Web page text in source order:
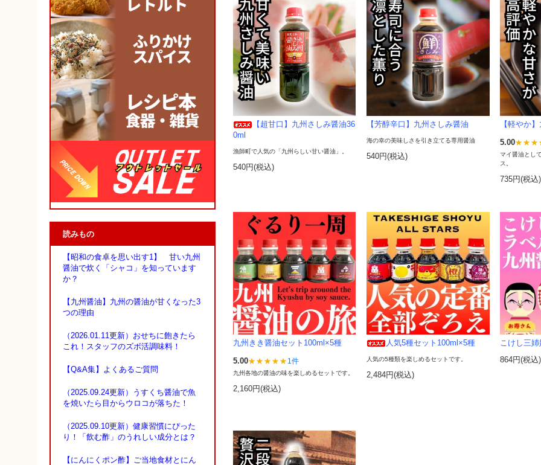
【超甘口】九州さしみ醤油36
0ml
漁師町で人気の「九州らしい甘い醤油」。
540円(税込)
【芳醇辛口】九州さしみ醤油
海の幸の美味しさを引き立てる専用醤油
540円(税込)
【軽やか
5.00
マイ醤油とし
ス。
735円(税込)
九州きき醤油セット100ml×5種
5.00 1件
九州各地の醤油の味を楽しめるセットです。
2,160円(税込)
人気5種セット100ml×5種
人気の5種類を楽しめるセットです。
2,484円(税込)
こけし三
864円(税込)
読みもの
【昭和の食卓を思い出す1】 甘い九州
醤油で炊く「シャコ」を知っています
か？
【九州醤油】九州の醤油が甘くなった3
つの理由
（2026.01.11更新）おせちに飽きたら
これ！スタッフのズボ活調味料！
【Q&A集】よくあるご質問
（2025.09.24更新）うすくち醤油で魚
を焼いたら目からウロコが落ちた！
（2025.09.10更新）健康習慣にぴった
り！「飲む酢」のうれしい成分とは？
【にんにくポン酢】ご当地食材とにん